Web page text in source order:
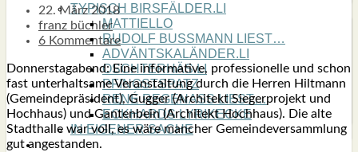
TYPISCH BIRSFÄLDER.LI
MATTIELLO
RUDOLF BUSS­MANN LIEST…
ADVÄNTSKALÄNDER.LI
OSCHTERHÄS.LI
PFINGST­SPATZ
RENÉ REGEN­ASS LIEST…
ECK­HARDS LYRIK­ECKE
IN EIGE­NER SACHE
SO GOOT’S
22. März 2018
franz büchler
6 Kommentare
Don­ners­tag­abend: Eine infor­ma­ti­ve, pro­fes­sio­nel­le und schon
fast unter­halt­sa­me Ver­an­stal­tung durch die Her­ren Hilt­mann
(Gemein­de­prä­si­dent), Gug­ger (Archi­tekt Sie­ger­pro­jekt und
Hoch­haus) und Gan­ten­bein (Archi­tekt Hoch­haus). Die alte
Stadt­hal­le war voll, es wäre man­cher Gemein­de­ver­samm­lung
gut ange­stan­den.